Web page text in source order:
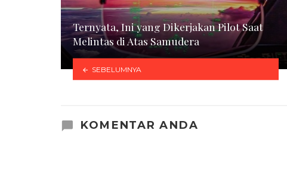
Ternyata, Ini yang Dikerjakan Pilot Saat
Melintas di Atas Samudera
SEBELUMNYA
KOMENTAR ANDA